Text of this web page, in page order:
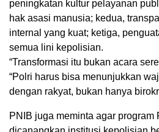
peningkatan kultur pelayanan
hak asasi manusia; kedua,
internal yang kuat; ketiga,
semua lini kepolisian.
“Transformasi itu bukan acara
“Polri harus bisa menunjukkan
dengan rakyat, bukan hanya
PNIB juga meminta agar program